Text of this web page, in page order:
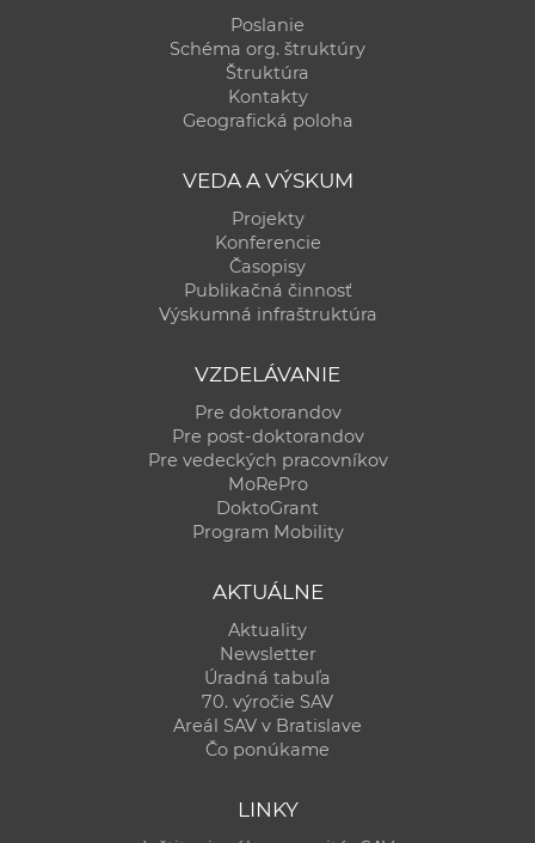
Poslanie
Schéma org. štruktúry
Štruktúra
Kontakty
Geografická poloha
VEDA A VÝSKUM
Projekty
Konferencie
Časopisy
Publikačná činnosť
Výskumná infraštruktúra
VZDELÁVANIE
Pre doktorandov
Pre post-doktorandov
Pre vedeckých pracovníkov
MoRePro
DoktoGrant
Program Mobility
AKTUÁLNE
Aktuality
Newsletter
Úradná tabuľa
70. výročie SAV
Areál SAV v Bratislave
Čo ponúkame
LINKY